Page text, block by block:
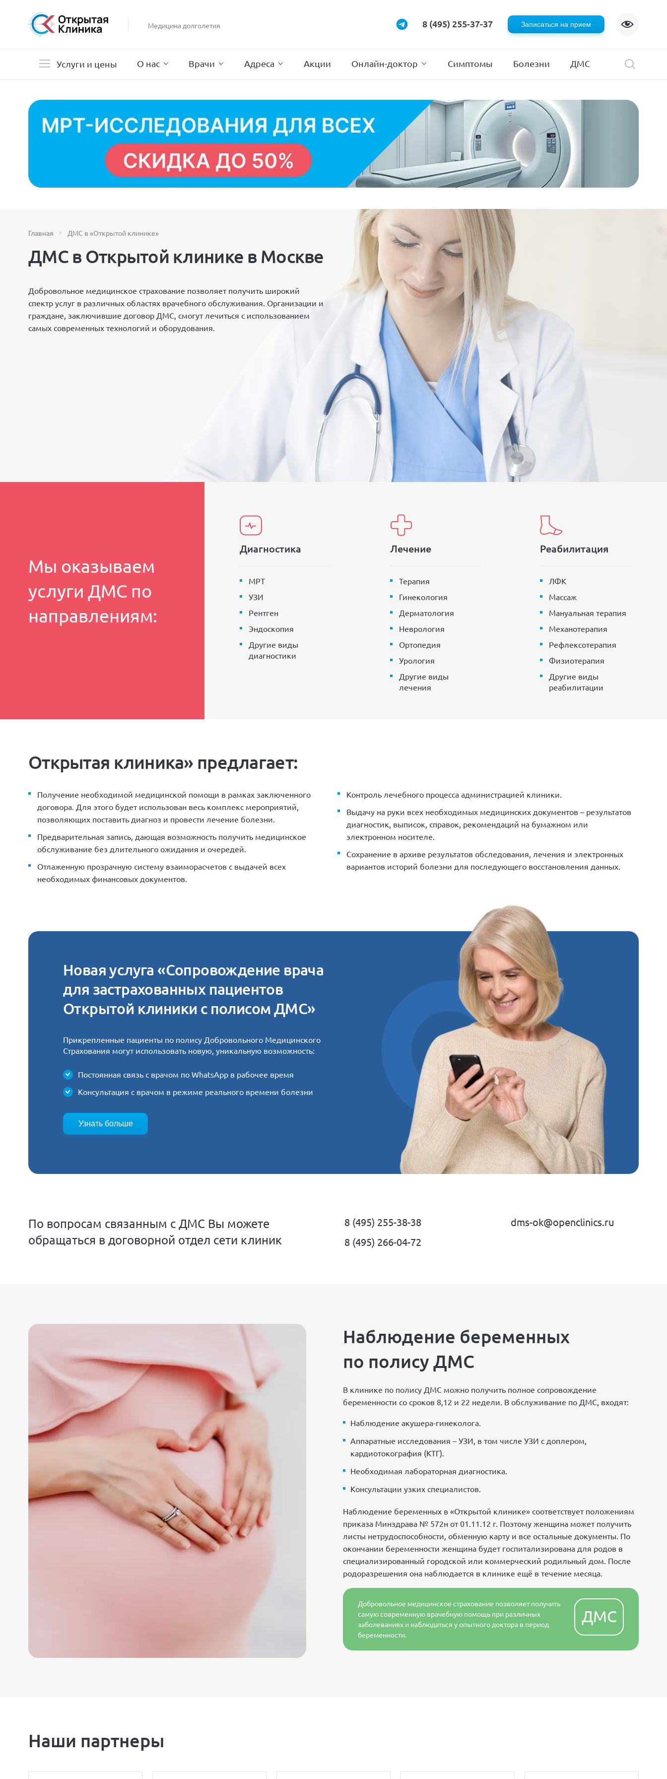
Медицина долголетия 8 (495) 255-37-37 Записаться на прием
Услуги и цены
Нейрохирургия
Проктология
Психотерапия
Хирургия
Эндокринология
О нас Врачи Адреса Акции Онлайн-доктор Симптомы Болезни ДМС
Главная ДМС в «Открытой клинике»
ДМС в Открытой клинике в Москве
Добровольное медицинское страхование позволяет получить широкий
спектр услуг в различных областях врачебного обслуживания. Организации и
граждане, заключившие договор ДМС, смогут лечиться с использованием
самых современных технологий и оборудования.
Мы оказываем
услуги ДМС по
направлениям:
Диагностика
МРТ
УЗИ
Рентген
Эндоскопия
Другие виды
диагностики
Лечение
Терапия
Гинекология
Дерматология
Неврология
Ортопедия
Урология
Другие виды
лечения
Реабилитация
ЛФК
Массаж
Мануальная терапия
Механотерапия
Рефлексотерапия
Физиотерапия
Другие виды
реабилитации
Открытая клиника» предлагает:
Получение необходимой медицинской помощи в рамках заключенного
договора. Для этого будет использован весь комплекс мероприятий,
позволяющих поставить диагноз и провести лечение болезни.
Предварительная запись, дающая возможность получить медицинское
обслуживание без длительного ожидания и очередей.
Отлаженную прозрачную систему взаиморасчетов с выдачей всех
необходимых финансовых документов.
Контроль лечебного процесса администрацией клиники.
Выдачу на руки всех необходимых медицинских документов – результатов
диагностик, выписок, справок, рекомендаций на бумажном или
электронном носителе.
Сохранение в архиве результатов обследования, лечения и электронных
вариантов историй болезни для последующего восстановления данных.
Новая услуга «Сопровождение врача
для застрахованных пациентов
Открытой клиники с полисом ДМС»
Прикрепленные пациенты по полису Добровольного Медицинского
Страхования могут использовать новую, уникальную возможность:
Постоянная связь с врачом по WhatsApp в рабочее время
Консультация с врачом в режиме реального времени болезни
Узнать больше
По вопросам связанным с ДМС Вы можете
обращаться в договорной отдел сети клиник
8 (495) 255-38-38
8 (495) 266-04-72
dms-ok@openclinics.ru
Наблюдение беременных
по полису ДМС
В клинике по полису ДМС можно получить полное сопровождение
беременности со сроков 8,12 и 22 недели. В обслуживание по ДМС, входят:
Наблюдение акушера-гинеколога.
Аппаратные исследования – УЗИ, в том числе УЗИ с доплером,
кардиотокография (КТГ).
Необходимая лабораторная диагностика.
Консультации узких специалистов.
Наблюдение беременных в «Открытой клинике» соответствует положениям
приказа Минздрава № 572н от 01.11.12 г. Поэтому женщина может получить
листы нетрудоспособности, обменную карту и все остальные документы. По
окончании беременности женщина будет госпитализирована для родов в
специализированный городской или коммерческий родильный дом. После
родоразрешения она наблюдается в клинике ещё в течение месяца.
Добровольное медицинское страхование позволяет получить
самую современную врачебную помощь при различных
заболеваниях и наблюдаться у опытного доктора в период
беременности.
ДМС
Наши партнеры